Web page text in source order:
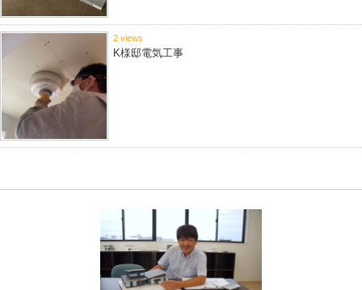
2 views
K様邸電気工事